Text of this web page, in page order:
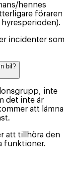
hennes
föraren
incidenter som
bil?
inte
det inte är
att lämna
att tillhöra den
funktioner.